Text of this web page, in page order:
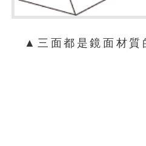
▲三面都是鏡面材質